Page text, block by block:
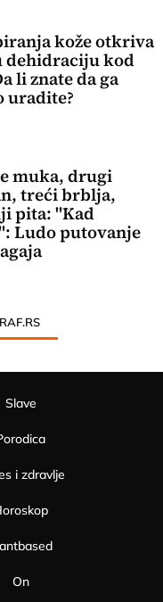
kože otkriva
kod
li znate da ga
uradite?
muka, drugi
treći brblja,
pita: "Kad
Ludo putovanje
Slave
i zdravlje
On